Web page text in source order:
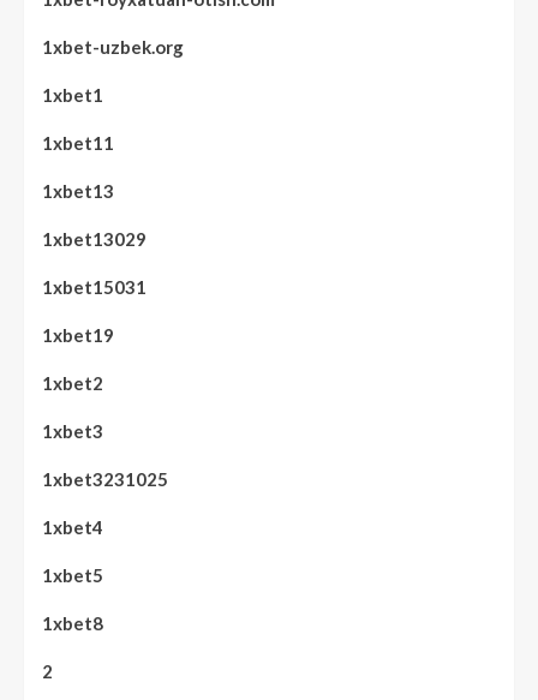
1xbet-uzbek.org
1xbet1
1xbet11
1xbet13
1xbet13029
1xbet15031
1xbet19
1xbet2
1xbet3
1xbet3231025
1xbet4
1xbet5
1xbet8
2